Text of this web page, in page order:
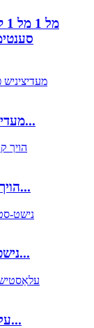
מעדיצינישער פאַבריקאַנט כירורגישע...
הויך קוואַליטעט דיספּאָוזאַבאַל מעד...
נישט-סטעריל אדער סטעריל אבסא...
עלאַסטיש שפּיטאָל דיספּאָוזאַבאַל...